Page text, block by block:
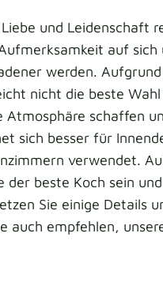
und Leidenschaft
auf sich
werden.
nicht die beste
schaffen
sich besser für
verwendet.
beste Koch sein
Sie einige Details
auch empfehlen,